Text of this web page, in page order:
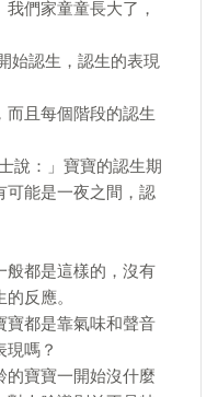
們家童童長大了，
始認生，認生的表現
而且每個階段的認生
說：」寶寶的認生期
可能是一夜之間，認
般都是這樣的，沒有
反應。
寶都是靠氣味和聲音
現嗎？
的寶寶一開始沒什麼